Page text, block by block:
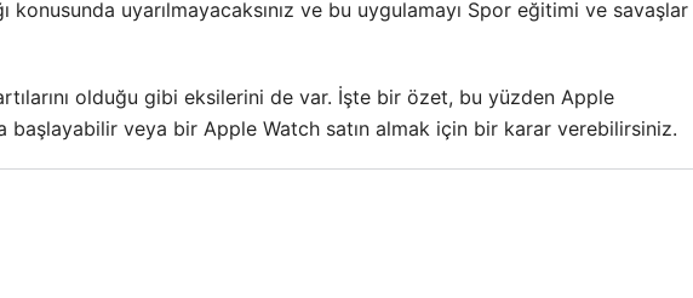
konusunda uyarılmayacaksınız ve bu uygulamayı Spor eğitimi ve savaşlar
olduğu gibi eksilerini de var. İşte bir özet, bu yüzden Apple
başlayabilir veya bir Apple Watch satın almak için bir karar verebilirsiniz.